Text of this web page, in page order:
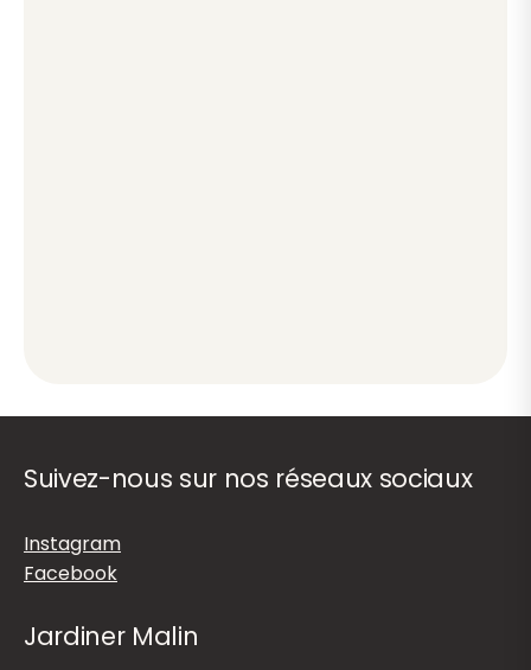
Suivez-nous sur nos réseaux sociaux
Instagram
Facebook
Jardiner Malin